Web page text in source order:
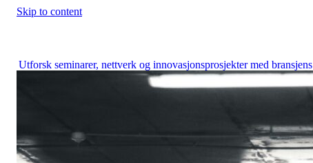
Skip to content
Utforsk seminarer, nettverk og innovasjonsprosjekter med bransjens
fremste aktører.